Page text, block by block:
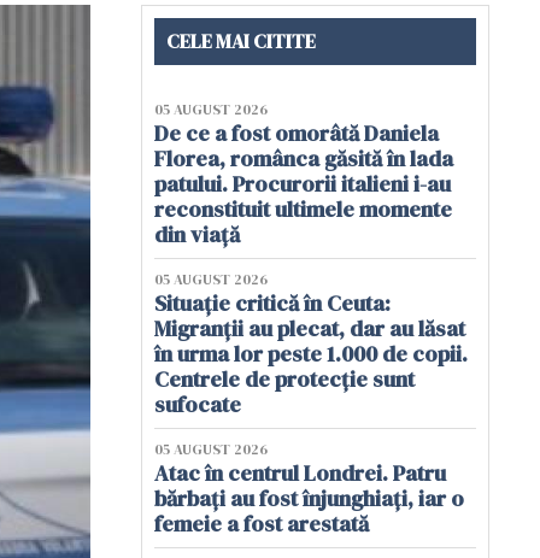
CELE MAI CITITE
05 AUGUST 2026
De ce a fost omorâtă Daniela
Florea, românca găsită în lada
patului. Procurorii italieni i-au
reconstituit ultimele momente
din viață
05 AUGUST 2026
Situație critică în Ceuta:
Migranții au plecat, dar au lăsat
în urma lor peste 1.000 de copii.
Centrele de protecție sunt
sufocate
05 AUGUST 2026
Atac în centrul Londrei. Patru
bărbați au fost înjunghiați, iar o
femeie a fost arestată